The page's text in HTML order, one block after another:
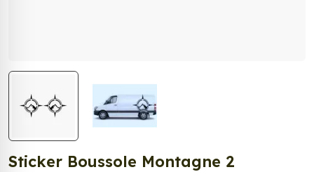
Sticker Boussole Montagne 2